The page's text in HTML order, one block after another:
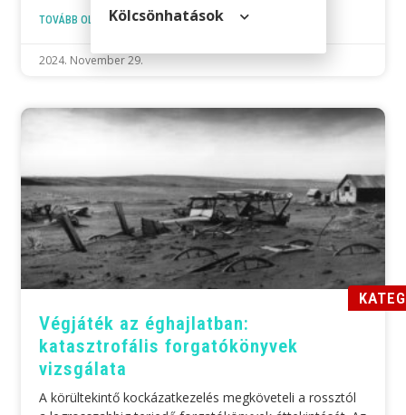
TOVÁBB OLVASOM »
2024. November 29.
Végjáték az éghajlatban:
katasztrofális forgatókönyvek
vizsgálata
A körültekintő kockázatkezelés megköveteli a rossztól
Kölcsön­hatások